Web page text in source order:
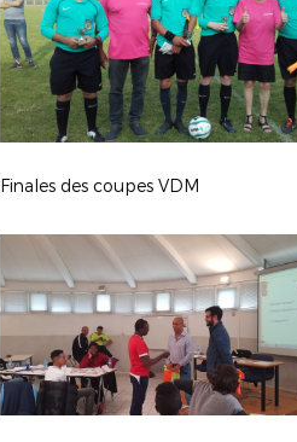
Finales des coupes VDM